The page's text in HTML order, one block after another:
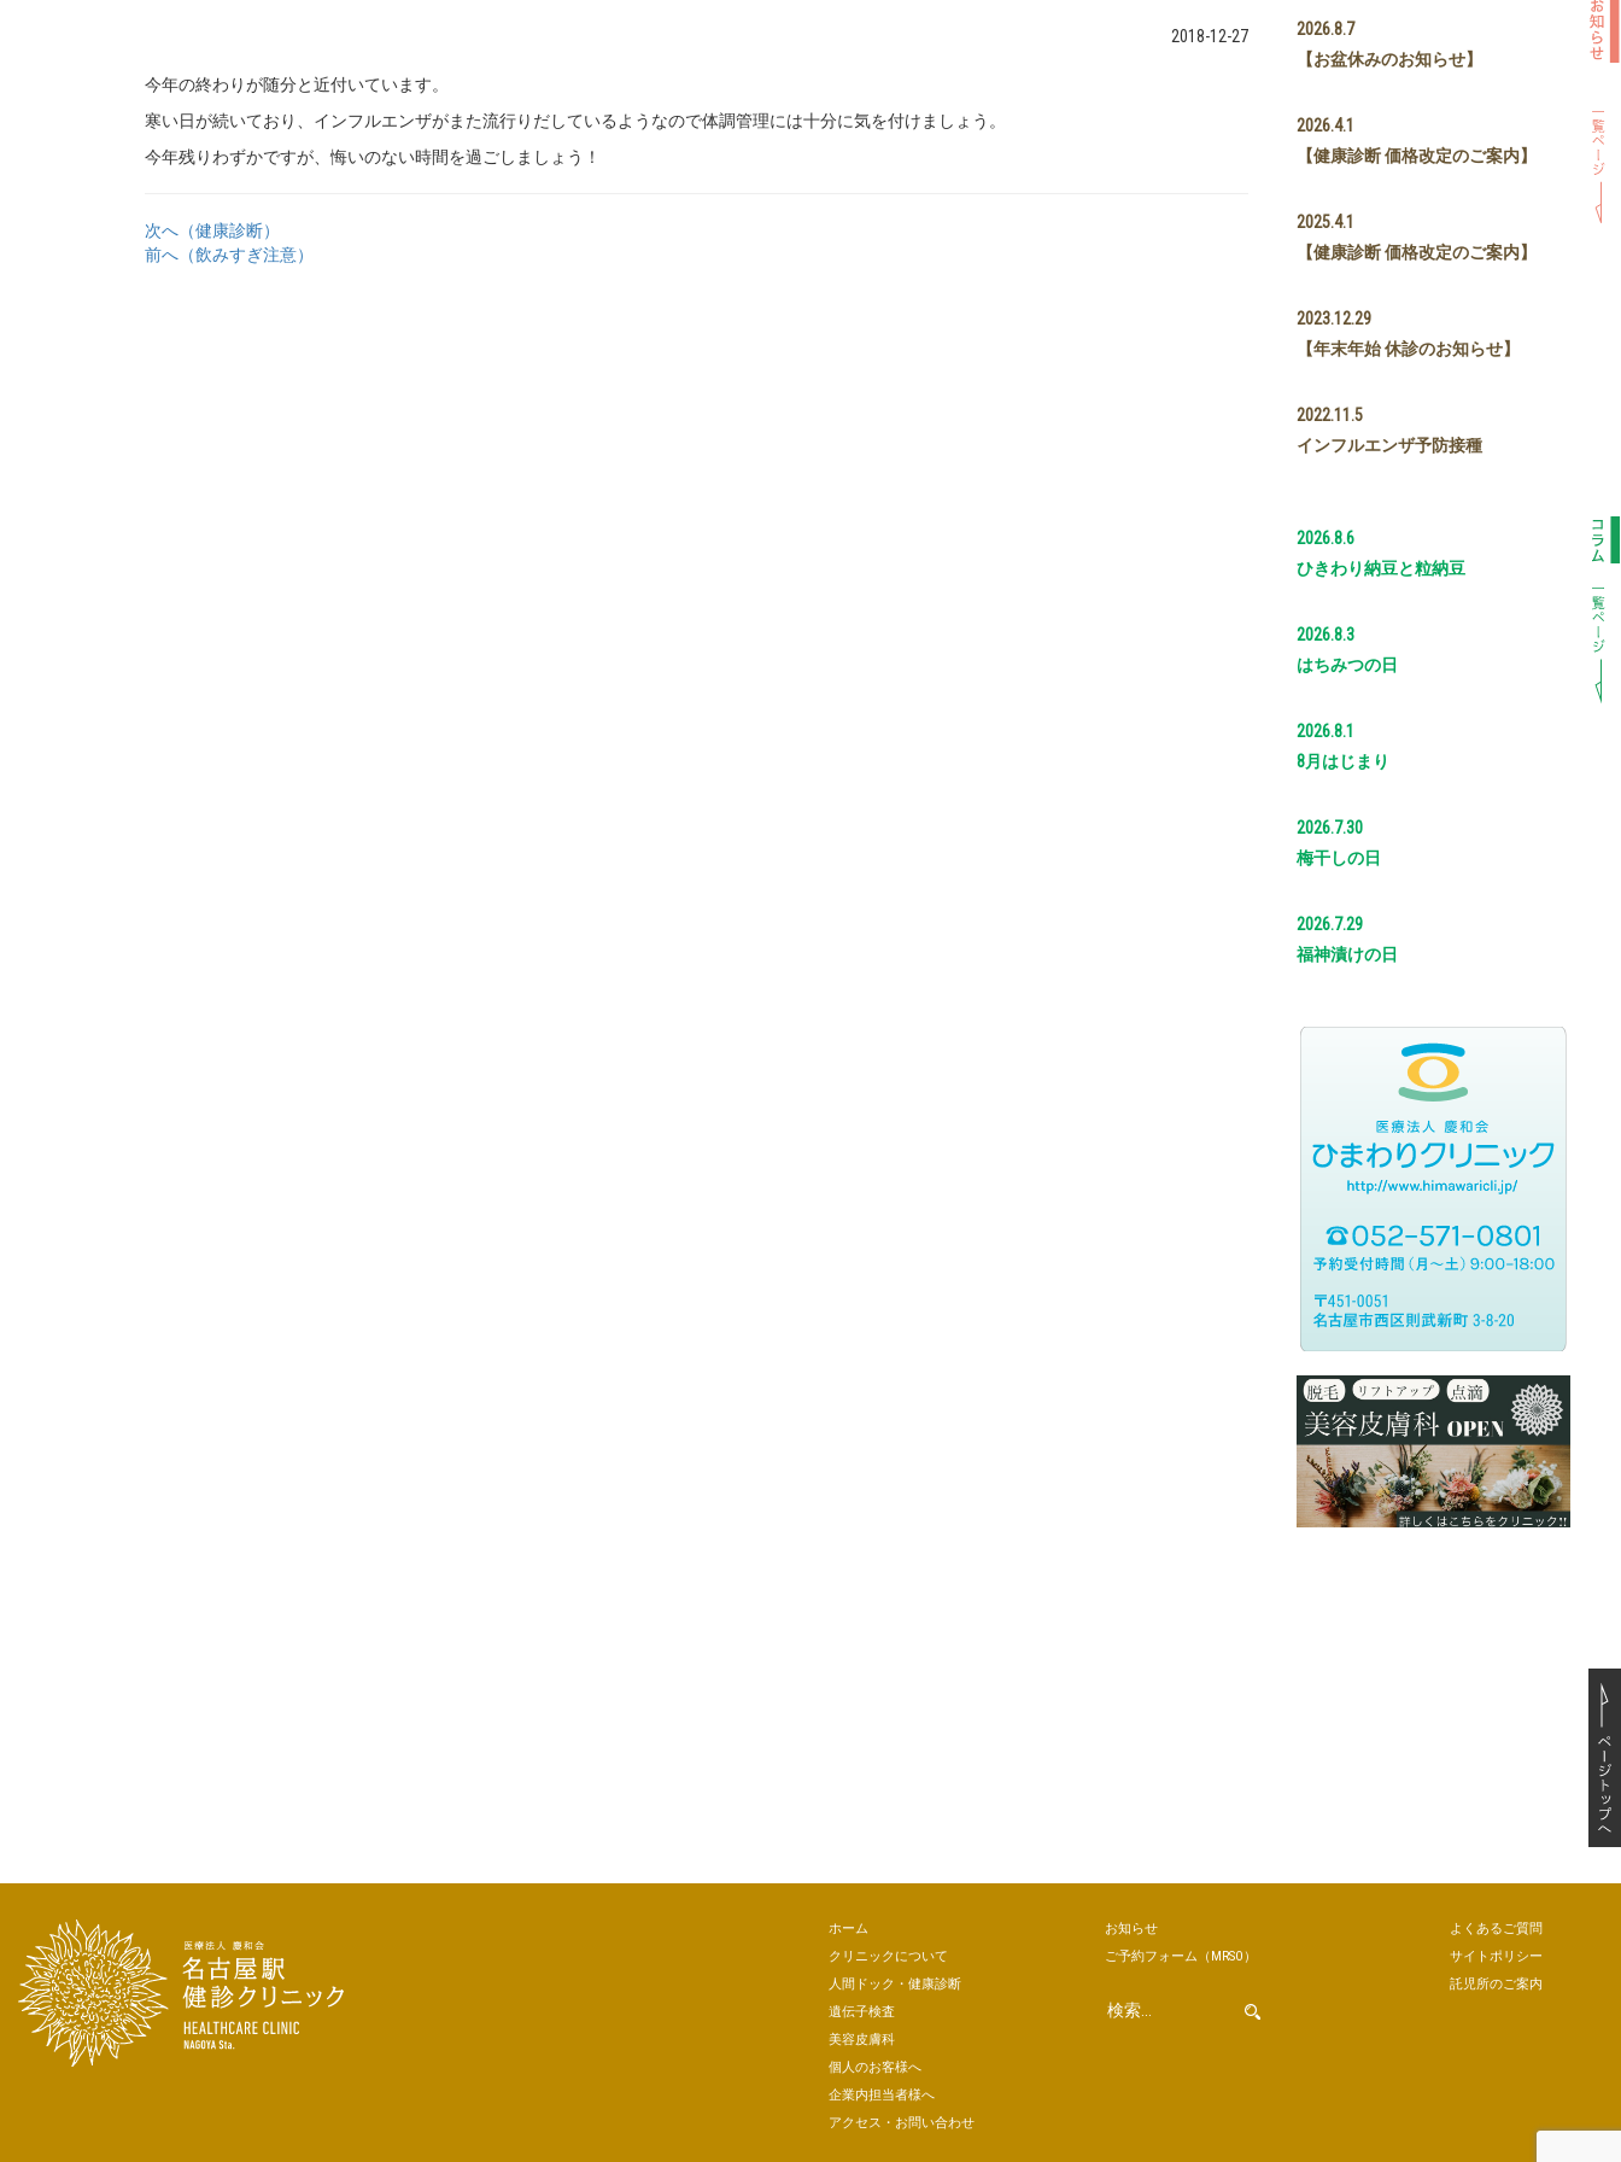
2018-12-27
今年の終わりが随分と近付いています。
寒い日が続いており、インフルエンザがまた流行りだしているようなので体調管理には十分に気を付けましょう。
今年残りわずかですが、悔いのない時間を過ごしましょう！
次へ（健康診断）
前へ（飲みすぎ注意）
2026.8.7
【お盆休みのお知らせ】
2026.4.1
【健康診断 価格改定のご案内】
2025.4.1
【健康診断 価格改定のご案内】
2023.12.29
【年末年始 休診のお知らせ】
2022.11.5
インフルエンザ予防接種
2026.8.6
ひきわり納豆と粒納豆
2026.8.3
はちみつの日
2026.8.1
8月はじまり
2026.7.30
梅干しの日
2026.7.29
福神漬けの日
ホーム
クリニックについて
人間ドック・健康診断
遺伝子検査
美容皮膚科
個人のお客様へ
企業内担当者様へ
アクセス・お問い合わせ
お知らせ
ご予約フォーム （MRSO）
よくあるご質問
サイトポリシー
託児所のご案内